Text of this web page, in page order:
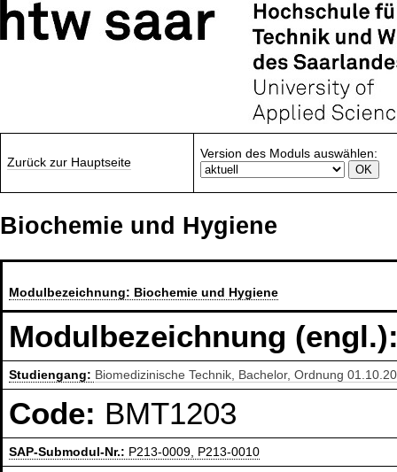
Zurück zur Hauptseite
Version des Moduls auswählen:
Biochemie und Hygiene
Modulbezeichnung: Biochemie und Hygiene
Modulbezeichnung
Studiengang: Biomedizinische Technik, Bachelor, Ordnung
Code: BMT1203
SAP-Submodul-Nr.: P213-0009, P213-0010